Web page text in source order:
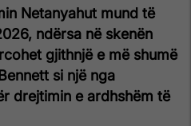
Netanyahut mund të
ndërsa në skenën
gjithnjë e më shumë
si një nga
drejtimin e ardhshëm të